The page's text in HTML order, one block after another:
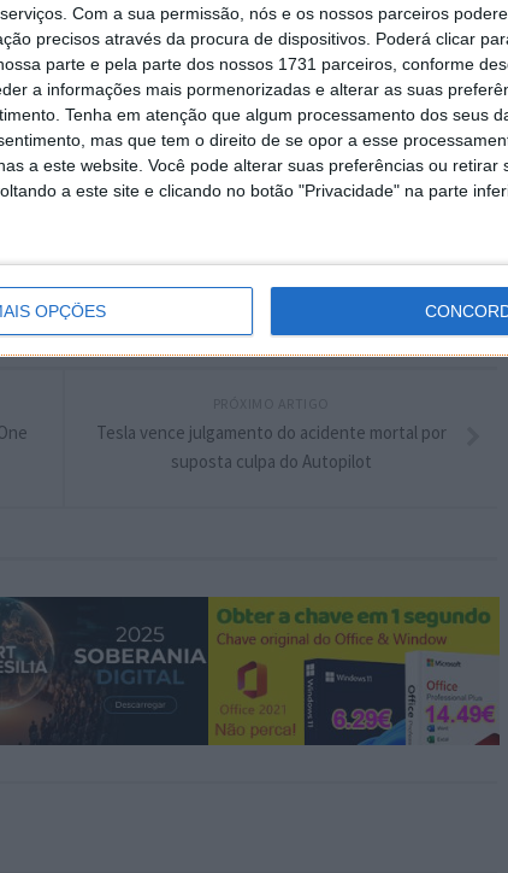
Com a sua permissão, nós e os nossos parceiros
precisos através da procura de dispositivos. Poderá clicar
parte e pela parte dos nossos 1731 parceiros, conforme
a informações mais pormenorizadas e alterar as suas
Tenha em atenção que algum processamento dos seus
mas que tem o direito de se opor a esse
a este website. Você pode alterar suas preferências ou retirar
a este site e clicando no botão "Privacidade" na parte
OPÇÕES
artigo tem mais de um ano
no Google Notícias
Google
Tesla vence julgamento do acidente mortal por
suposta culpa do Autopilot